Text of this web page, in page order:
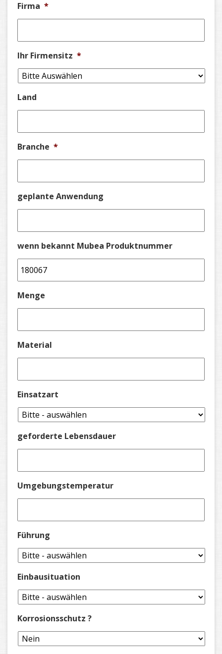
Firma *
Ihr Firmensitz *
Land
Branche *
geplante Anwendung
wenn bekannt Mubea Produktnummer
Menge
Material
Einsatzart
geforderte Lebensdauer
Umgebungstemperatur
Führung
Einbausituation
Korrosionsschutz ?